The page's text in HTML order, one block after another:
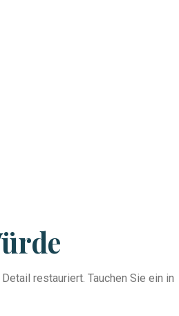
restauriert. Tauchen Sie ein in